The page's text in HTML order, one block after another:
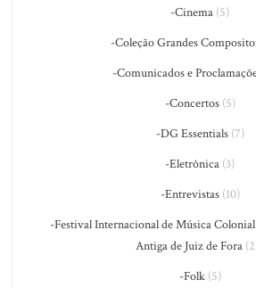
-Cinema (5)
-Coleção Grandes
-Comunicados e
-Concertos(5)
-DG Essentials(7)
-Eletrônica (3)
-Entrevistas(10)
-Festival Internacional de Música
Antiga de Juiz de Fora
-Folk(5)